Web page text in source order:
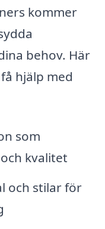
kommer
behov. Här
hjälp med
som
kvalitet
och stilar för